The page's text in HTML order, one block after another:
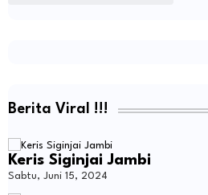
Berita Viral !!!
Keris Siginjai Jambi
Sabtu, Juni 15, 2024